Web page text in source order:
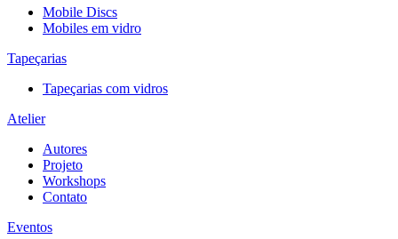
Mobile Discs
Mobiles em vidro
Tapeçarias
Tapeçarias com vidros
Atelier
Autores
Projeto
Workshops
Contato
Eventos